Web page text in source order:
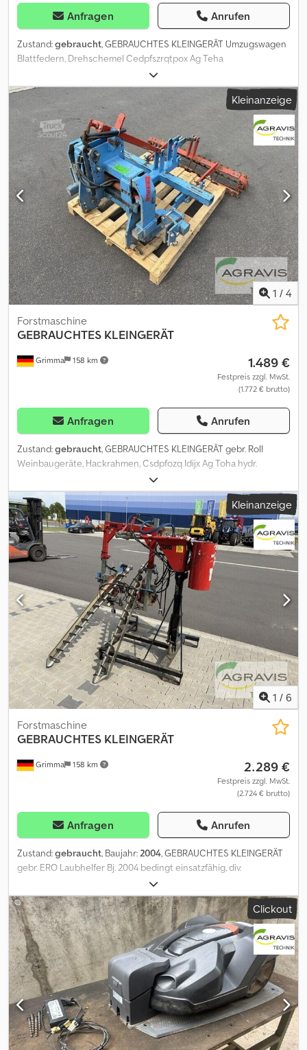
Anfragen Anrufen
Zustand:gebraucht, GEBRAUCHTES KLEINGERÄT Umzugswagen
Blattfedern, Drehschemel Cedpfszrqtpox Ag Teha
Kleinanzeige
1 / 4
Grimma 158 km
Forstmaschine
GEBRAUCHTES KLEINGERÄT
1.489 €
Festpreis zzgl. MwSt.
(1.772 € brutto)
Anfragen Anrufen
Zustand:gebraucht, GEBRAUCHTES KLEINGERÄT gebr. Roll
Weinbaugeräte, Hackrahmen, Csdpfozq Idijx Ag Toha hydr.
Kleinanzeige
1 / 6
Grimma 158 km
Forstmaschine
GEBRAUCHTES KLEINGERÄT
2.289 €
Festpreis zzgl. MwSt.
(2.724 € brutto)
Anfragen Anrufen
Zustand:gebraucht, Baujahr:2004, GEBRAUCHTES KLEINGERÄT
gebr. ERO Laubhelfer Bj. 2004 bedingt einsatzfähig, div.
Hydraulikleitungen demontiert, ohne Dreipunktaufnahme,
Chsdpfx Agjzq Idcs Tsa
Clickout